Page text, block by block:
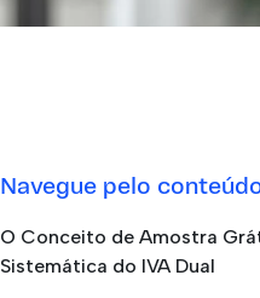
Navegue pelo
O Conceito de Amostra
Sistemática do IVA Dual